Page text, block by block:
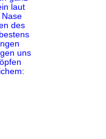
laut
Nase
des
uns